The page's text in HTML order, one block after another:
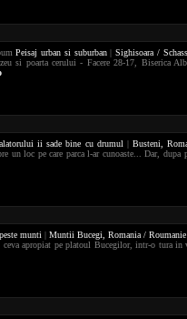
Peisaj urban si suburban|Sighisoara /
si poarta cerului - Facere 28-17, Biserica
ii sade bine cu drumul |Busteni,
loc pe care parca l-ar cunoaste... Dar, dupa
munti | Muntii Bucegi,Romania / Roumanie
ceva apropiat pe platoul Bucegilor, intr-o tura in